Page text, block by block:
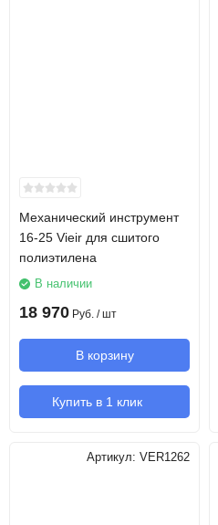
Механический инструмент
16-25 Vieir для сшитого
полиэтилена
В наличии
18 970 Руб. / шт
В корзину
Купить в 1 клик
Артикул: VER1262